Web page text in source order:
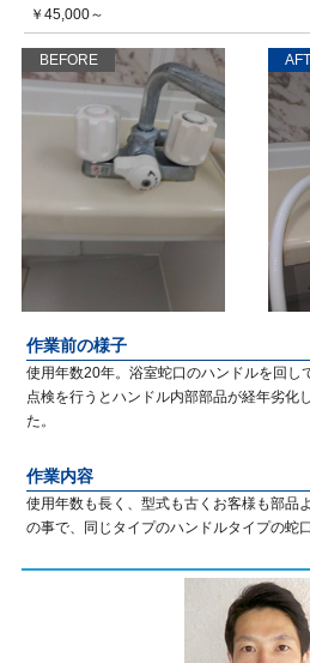
￥45,000～
BEFORE
作業前の様子
使用年数20年。浴室蛇口のハンドルを回し
点検を行うとハンドル内部部品が経年劣化
た。
作業内容
使用年数も長く、型式も古くお客様も部品
の事で、同じタイプのハンドルタイプの蛇